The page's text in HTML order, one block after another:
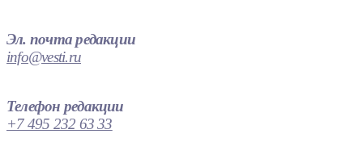
Эл. почта редакции
info@vesti.ru
Телефон редакции
+7 495 232 63 33